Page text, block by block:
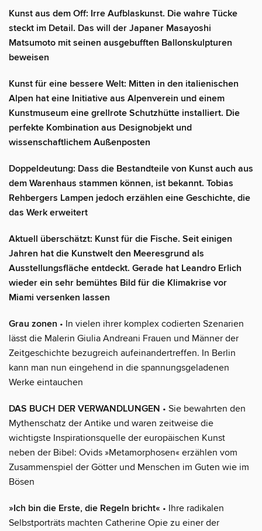
Kunst aus dem Off: Irre Aufblaskunst. Die wahre Tücke
steckt im Detail. Das will der Japaner Masayoshi
Matsumoto mit seinen ausgebufften Ballonskulpturen
beweisen
Kunst für eine bessere Welt: Mitten in den italienischen
Alpen hat eine Initiative aus Alpenverein und einem
Kunstmuseum eine grellrote Schutzhütte installiert. Die
perfekte Kombination aus Designobjekt und
wissenschaftlichem Außenposten
Doppeldeutung: Dass die Bestandteile von Kunst auch aus
dem Warenhaus stammen können, ist bekannt. Tobias
Rehbergers Lampen jedoch erzählen eine Geschichte, die
das Werk erweitert
Aktuell überschätzt: Kunst für die Fische. Seit einigen
Jahren hat die Kunstwelt den Meeresgrund als
Ausstellungsfläche entdeckt. Gerade hat Leandro Erlich
wieder ein sehr bemühtes Bild für die Klimakrise vor
Miami versenken lassen
Grau zonen • In vielen ihrer komplex codierten Szenarien
lässt die Malerin Giulia Andreani Frauen und Männer der
Zeitgeschichte bezugreich aufeinandertreffen. In Berlin
kann man nun eingehend in die spannungsgeladenen
Werke eintauchen
DAS BUCH DER VERWANDLUNGEN • Sie bewahrten den
Mythenschatz der Antike und waren zeitweise die
wichtigste Inspirationsquelle der europäischen Kunst
neben der Bibel: Ovids »Metamorphosen« erzählen vom
Zusammenspiel der Götter und Menschen im Guten wie im
Bösen
»Ich bin die Erste, die Regeln bricht« • Ihre radikalen
Selbstporträts machten Catherine Opie zu einer der